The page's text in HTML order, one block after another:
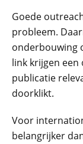
Goede
probleem.
onderbouwing
link krijgen
publicatie
doorklikt.
Voor
belangrijker